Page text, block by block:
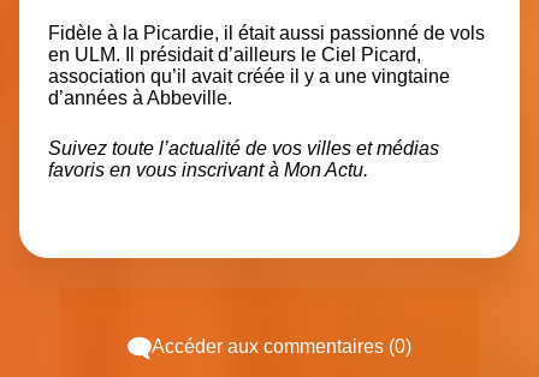
Fidèle à la Picardie, il était aussi passionné de vols
en ULM. Il présidait d’ailleurs le Ciel Picard,
association qu’il avait créée il y a une vingtaine
d’années à Abbeville.
Suivez toute l’actualité de vos villes et médias
favoris en vous inscrivant à Mon Actu.
Accéder aux commentaires (0)